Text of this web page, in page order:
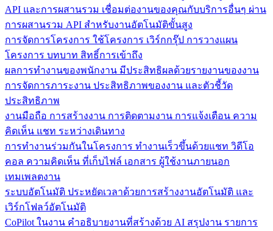
API และการผสานรวม เชื่อมต่องานของคุณกับบริการอื่นๆ ผ่าน
การผสานรวม API สำหรับงานอัตโนมัติขั้นสูง
การจัดการโครงการ ใช้โครงการ เวิร์กกรุ๊ป การวางแผน
โครงการ บทบาท สิทธิ์การเข้าถึง
ผลการทำงานของพนักงาน มีประสิทธิผลด้วยรายงานของงาน
การจัดการภาระงาน ประสิทธิภาพของงาน และตัวชี้วัด
ประสิทธิภาพ
งานมือถือ การสร้างงาน การติดตามงาน การแจ้งเตือน ความ
คิดเห็น แชท ระหว่างเดินทาง
การทำงานร่วมกันในโครงการ ทํางานเร็วขึ้นด้วยแชท วิดีโอ
คอล ความคิดเห็น ที่เก็บไฟล์ เอกสาร ผู้ใช้งานภายนอก
เทมเพลตงาน
ระบบอัตโนมัติ ประหยัดเวลาด้วยการสร้างงานอัตโนมัติ และ
เวิร์กโฟลว์อัตโนมัติ
CoPilot ในงาน คำอธิบายงานที่สร้างด้วย AI สรุปงาน รายการ